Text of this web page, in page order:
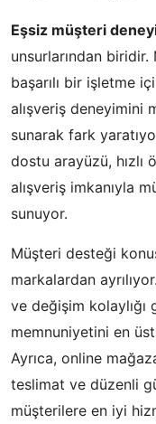
Eşsiz müşteri
unsurlarından
başarılı bir işletme
alışveriş deneyimini
sunarak fark
dostu arayüzü, hızlı
alışveriş imkanıyla
sunuyor.
Müşteri desteği
markalardan
ve değişim
memnuniyetini en
Ayrıca, online
teslimat ve düzenli
müşterilere en iyi